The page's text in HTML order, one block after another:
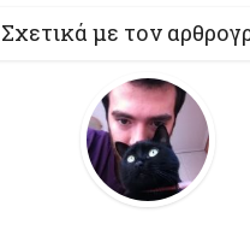
Σχετικά με τον